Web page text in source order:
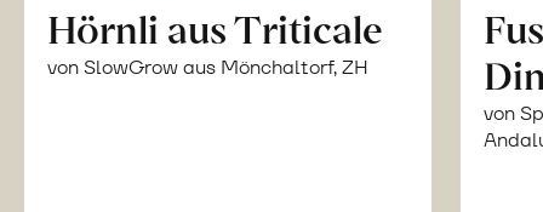
Hörnli aus Triticale
von SlowGrow aus Mönchaltorf, ZH
von